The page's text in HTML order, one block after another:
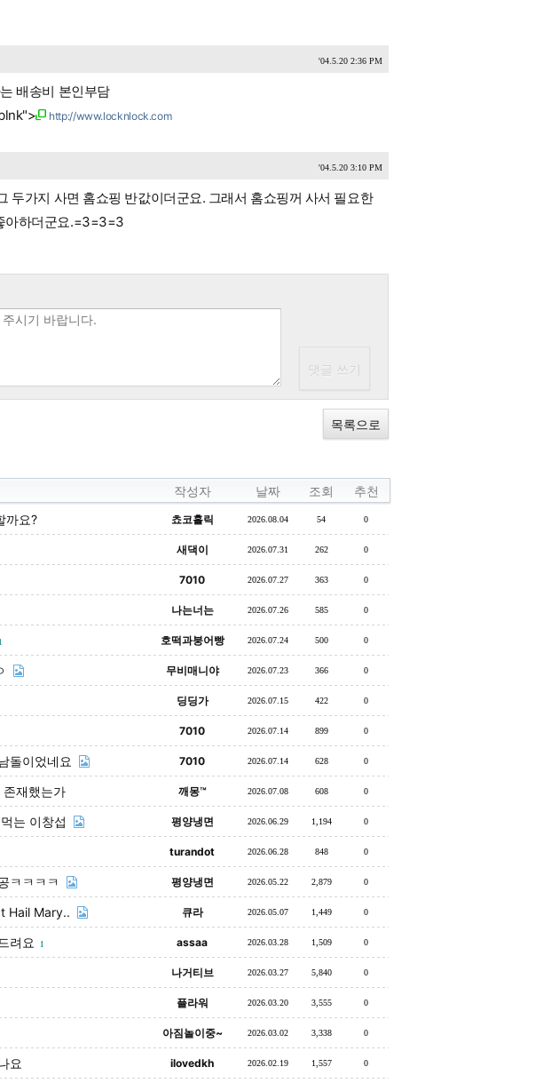
'04.5.20 2:36 PM
배송비 본인부담
http://www.locknlock.com
'04.5.20 3:10 PM
두가지 사면 홈쇼핑 반값이더군요. 그래서 홈쇼핑꺼 사서 필요한
아하더군요.=3=3=3
목록으로
작성자 날짜 조회 추천
까요? 쵸코홀릭 2026.08.04 54 0
새댁이 2026.07.31 262 0
7010 2026.07.27 363 0
나는너는 2026.07.26 585 0
호떡과붕어빵 2026.07.24 500 0
무비매니야 2026.07.23 366 0
딩딩가 2026.07.15 422 0
7010 2026.07.14 899 0
돌이었네요 7010 2026.07.14 628 0
재했는가 깨몽™ 2026.07.08 608 0
는 이창섭 평양냉면 2026.06.29 1,194 0
turandot 2026.06.28 848 0
ㅋㅋㅋㅋ 평양냉면 2026.05.22 2,879 0
Hail Mary.. 큐라 2026.05.07 1,449 0
려요 1 assaa 2026.03.28 1,509 0
나거티브 2026.03.27 5,840 0
플라워 2026.03.20 3,555 0
아짐놀이중~ 2026.03.02 3,338 0
요 ilovedkh 2026.02.19 1,557 0